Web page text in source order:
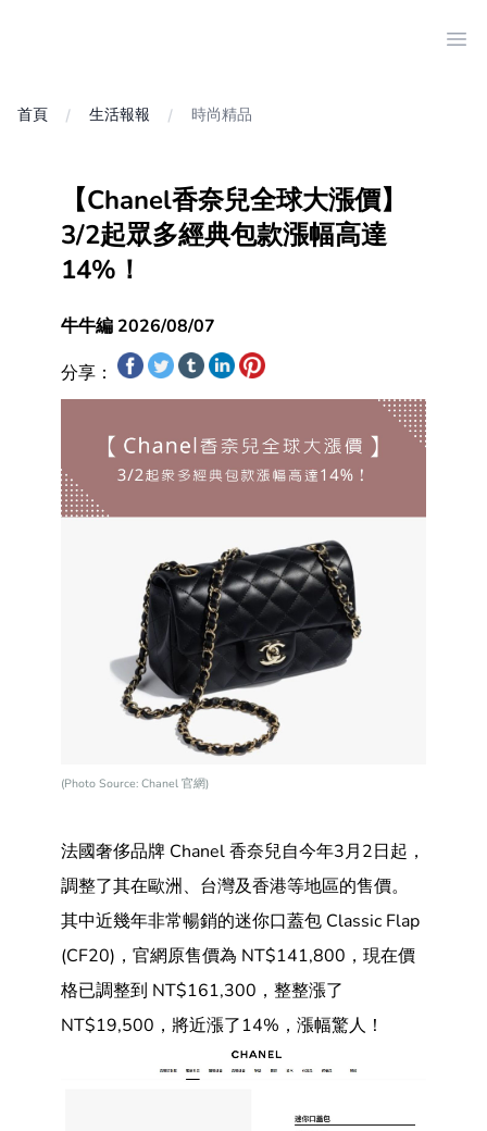
首頁 生活報報 時尚精品
【Chanel香奈兒全球大漲價】
3/2起眾多經典包款漲幅高達
14%！
牛牛編 2026/08/07
分享：
(Photo Source: Chanel 官網)
法國奢侈品牌 Chanel 香奈兒自今年3月2日起，
調整了其在歐洲、台灣及香港等地區的售價。
其中近幾年非常暢銷的迷你口蓋包 Classic Flap
(CF20)，官網原售價為 NT$141,800，現在價
格已調整到 NT$161,300，整整漲了
NT$19,500，將近漲了14%，漲幅驚人！